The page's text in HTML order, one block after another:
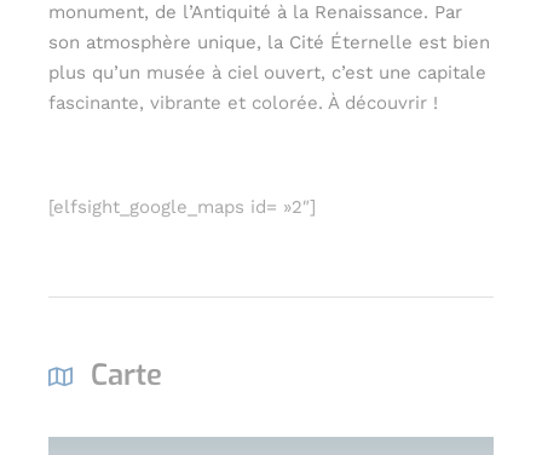
monument, de l’Antiquité à la Renaissance. Par
son atmosphère unique, la Cité Éternelle est bien
plus qu’un musée à ciel ouvert, c’est une capitale
fascinante, vibrante et colorée. À découvrir !
[elfsight_google_maps id= »2″]
Carte